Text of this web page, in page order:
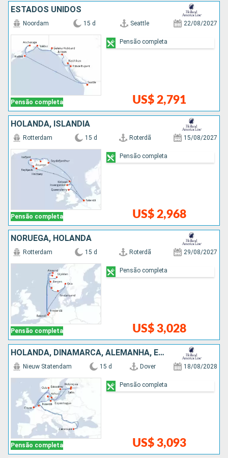
ESTADOS UNIDOS
Pensão completa
Noordam 15 d Seattle 22/08/2027
US$ 2,791
Pensão completa
HOLANDA, ISLÂNDIA
Pensão completa
Rotterdam 15 d Roterdã 15/08/2027
US$ 2,968
Pensão completa
NORUEGA, HOLANDA
Pensão completa
Rotterdam 15 d Roterdã 29/08/2027
US$ 3,028
Pensão completa
HOLANDA, DINAMARCA, ALEMANHA, ESTÃNIA, FINLÃNDIA, SUÃCIA, TURQUIA, NORUEGA
Pensão completa
Nieuw Statendam 15 d Dover 18/08/2028
US$ 3,093
Pensão completa